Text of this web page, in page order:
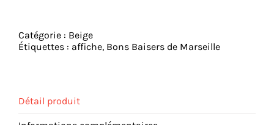
Marseille
-
expressions
-
Catégorie : Beige
Étiquettes : affiche, Bons Baisers de Marseille
Détail produit